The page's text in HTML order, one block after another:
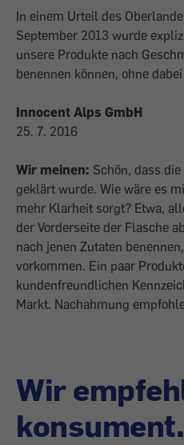
In einem Urteil des
September 2013 wurde
unsere Produkte nach
benennen können, ohne
Innocent Alps GmbH
25. 7. 2016
Wir meinen: Schön, dass
geklärt wurde. Wie wäre es
mehr Klarheit sorgt? Etwa,
der Vorderseite der Flasche
nach jenen Zutaten
vorkommen. Ein paar
kundenfreundlichen
Markt. Nachahmung
Wir